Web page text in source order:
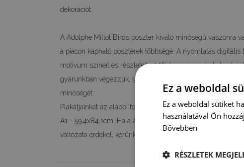
dekorációt.
A Adolphe Millot Birds poszter kiváló minőségű vászonra
a piacon kapható poszterek többsége. A nyomtatás
motívum színeit és részleteit 100%-ban vissza tudjuk adni.
gyárunkban végezzük, így garantálni tudjuk neked a
minőségét.
Plakátjainkat az alábbi formátumokban kínáljuk: A4 -
A1 - 59,4x84,1cm. Ha a Adolphe Millot Birds poszter
változata érdekel, kérünk, vedd fel velünk a kapcsolatot.
Ez a weboldal
Ez a weboldal sütiket
használatával Ön
Bővebben
RÉSZLETEK